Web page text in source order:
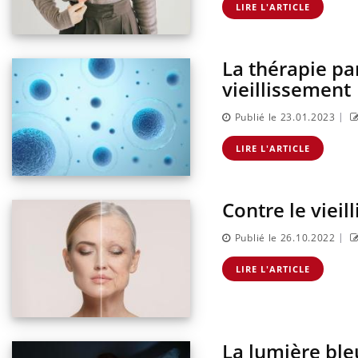
LIRE L'ARTICLE
La thérapie
vieillissement
Publié le 23.01.2023 |
LIRE L'ARTICLE
Contre le
Publié le 26.10.2022 |
LIRE L'ARTICLE
La lumière
:
à aborder...
questions
montrer ...
Youtube
Carence en fer : comprendre pour
prévenirYoutube
Fatigue, irritabilité, brouillard mental ou
même alopécie… Les symptômes de la
carence en fer sont multiples ce qui la rend
...
En